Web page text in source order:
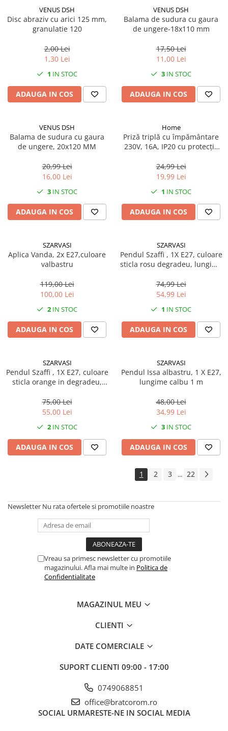
Leagane copii
Lopeti si unelte deszapezit
Mufe si conectori irigare
Pavaje si borduri
Programatoare stropire
Termometre Meteo
Umbrele si pavilioane gradina
Unelte gradinarit
Balsam de rufe profesional
Detergenti de vase profesionali
Detergenti lichizi profesionali
Igiena si Ingrijire personala
Pachet curățenie
Sapun de maini profesional
Sisteme de dozaj profesionale
Solutii curatenie super
concentrate
Pentru sticla si suprafete fine
Pentru toaleta si wc
Pentru toate suprafetele
Solutii pentru suprafetele din lemn
Solutii specializate
Solutii profesionale pentru
bucatarie
VENUS DSH
Disc abraziv cu arici 125 mm,
granulatie 120
2,00 Lei
1,30 Lei
1 IN STOC
ADAUGA IN COS
VENUS DSH
Balama de sudura cu gaura
de ungere-18x110 mm
17,50 Lei
11,00 Lei
3 IN STOC
ADAUGA IN COS
VENUS DSH
Balama de sudura cu gaura
de ungere, 20x120 MM
20,99 Lei
16,00 Lei
3 IN STOC
ADAUGA IN COS
Home
Priză triplă cu împământare
230V, 16A, IP20 cu protecție
24,99 Lei
19,99 Lei
1 IN STOC
ADAUGA IN COS
SZARVASI
Aplica Vanda, 2x E27,culoare
valbastru
119,00 Lei
100,00 Lei
2 IN STOC
ADAUGA IN COS
SZARVASI
Pendul Szaffi , 1X E27, culoare
sticla rosu degradeu, lungime
74,99 Lei
54,99 Lei
1 IN STOC
ADAUGA IN COS
SZARVASI
Pendul Szaffi , 1X E27, culoare
sticla orange in degradeu,
75,00 Lei
55,00 Lei
2 IN STOC
ADAUGA IN COS
SZARVASI
Pendul Issa albastru, 1 X E27,
lungime calbu 1 m
48,00 Lei
34,99 Lei
3 IN STOC
ADAUGA IN COS
1 2 3 ... 22
Newsletter Nu rata ofertele si promotiile noastre
Vreau sa primesc newsletter cu promotiile
magazinului. Afla mai multe in Politica de
Confidentialitate
MAGAZINUL MEU
CLIENTI
DATE COMERCIALE
SUPORT CLIENTI 09:00 - 17:00
0749068851
office@bratcorom.ro
SOCIAL URMARESTE-NE IN SOCIAL MEDIA